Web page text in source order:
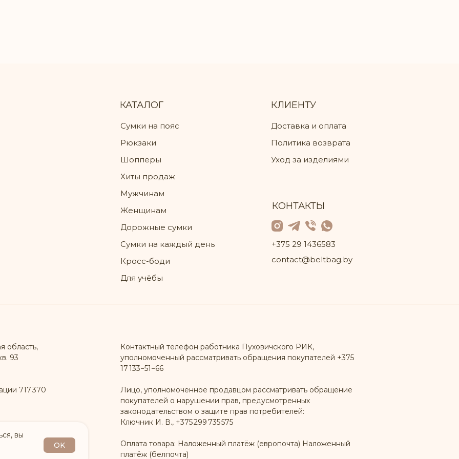
КАТАЛОГ
Сумки на пояс
+375 29 1436583
Рюкзаки
Шопперы
Хиты продаж
Мужчинам
Женщинам
Дорожные сумки
Сумки на каждый день
Кросс-боди
Для учёбы
КЛИЕНТУ
Доставка и оплата
Политика возврата
Уход за изделиями
КОНТАКТЫ
contact@beltbag.by
область,
93
717 370
Контактный телефон работника Пуховичского РИК,
уполномоченный рассматривать обращения покупателей +375
17 133−51−66
Лицо, уполномоченное продавцом рассматривать обращение
покупателей о нарушении прав, предусмотренных
законодательством о защите прав потребителей:
Ключник И. В., +375 299 735 575
Оплата товара: Наложенный платёж (европочта) Наложенный
платёж (белпочта)
вы
OK